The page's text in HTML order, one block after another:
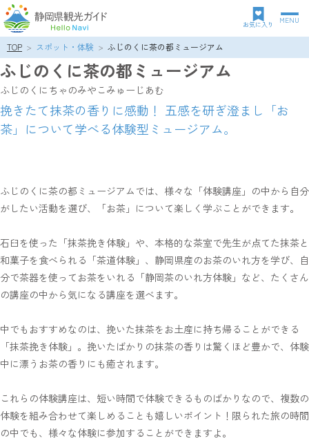
グ
ロ
ビ
ン
お気に入り MENU
パ
ン
ズ
リ
ス
TOP スポット・体験 ふじのくに茶の都ミュージアム
ふじのくに茶の都ミュージアム
ふじのくにちゃのみやこみゅーじあむ
挽きたて抹茶の香りに感動！ 五感を研ぎ澄まし「お
茶」について学べる体験型ミュージアム。
ふじのくに茶の都ミュージアムでは、様々な「体験講座」の中から自分
がしたい活動を選び、「お茶」について楽しく学ぶことができます。
石臼を使った「抹茶挽き体験」や、本格的な茶室で先生が点てた抹茶と
和菓子を食べられる「茶道体験」、静岡県産のお茶のいれ方を学び、自
分で茶器を使ってお茶をいれる「静岡茶のいれ方体験」など、たくさん
の講座の中から気になる講座を選べます。
中でもおすすめなのは、挽いた抹茶をお土産に持ち帰ることができる
「抹茶挽き体験」。挽いたばかりの抹茶の香りは驚くほど豊かで、体験
中に漂うお茶の香りにも癒されます。
これらの体験講座は、短い時間で体験できるものばかりなので、複数の
体験を組み合わせて楽しめることも嬉しいポイント！限られた旅の時間
の中でも、様々な体験に参加することができますよ。